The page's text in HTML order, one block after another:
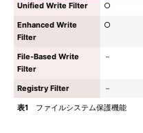
Unified Write Filter ○
Enhanced Write
Filter
○
File-Based Write
Filter
－
Registry Filter －
表1 ファイルシステム保護機能